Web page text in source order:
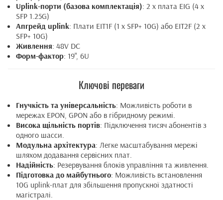
Uplink-порти (базова комплектація): 2 x плата EIG (4 x
SFP 1.25G)
Апгрейд uplink: Плати EIT1F (1 x SFP+ 10G) або EIT2F (2 x
SFP+ 10G)
Живлення: 48V DC
Форм-фактор: 19", 6U
Ключові переваги
Гнучкість та універсальність: Можливість роботи в
мережах EPON, GPON або в гібридному режимі.
Висока щільність портів: Підключення тисяч абонентів з
одного шасси.
Модульна архітектура: Легке масштабування мережі
шляхом додавання сервісних плат.
Надійність: Резервування блоків управління та живлення.
Підготовка до майбутнього: Можливість встановлення
10G uplink-плат для збільшення пропускної здатності
магістралі.